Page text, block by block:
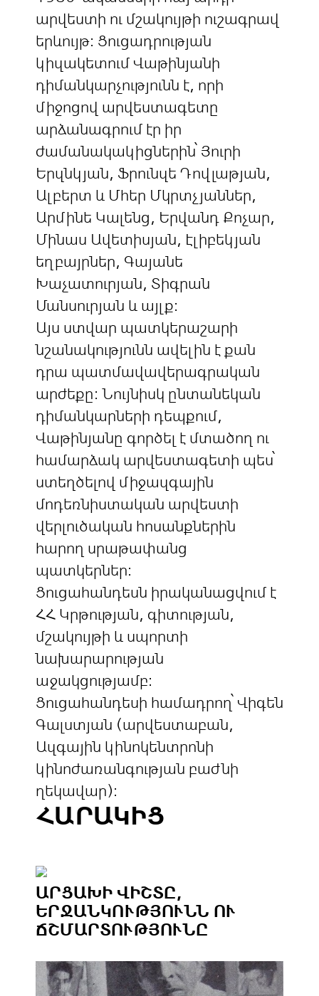
արվեստի ու մշակույթի ուշագրավ
երևույթ։ Ցուցադրության
կիզակետում Վաթինյանի
դիմանկարչությունն է, որի
միջոցով արվեստագետը
արձանագրում էր իր
ժամանակակիցներին՝ Յուրի
Երզնկյան, Ֆրունզե Դովլաթյան,
Ալբերտ և Մհեր Մկրտչյաններ,
Արմինե Կալենց, Երվանդ Քոչար,
Մինաս Ավետիսյան, Էլիբեկյան
եղբայրներ, Գայանե
Խաչատուրյան, Տիգրան
Մանսուրյան և այլք։
Այս ստվար պատկերաշարի
նշանակությունն ավելին է քան
դրա պատմավավերագրական
արժեքը։ Նույնիսկ ընտանեկան
դիմանկարների դեպքում,
Վաթինյանը գործել է մտածող ու
համարձակ արվեստագետի պես՝
ստեղծելով միջազգային
մոդեռնիստական արվեստի
վերլուծական հոսանքներին
հարող սրաթափանց
պատկերներ։
Ցուցահանդեսն իրականացվում է
ՀՀ Կրթության, գիտության,
մշակույթի և սպորտի
նախարարության
աջակցությամբ։
Ցուցահանդեսի համադրող՝ Վիգեն
Գալստյան (արվեստաբան,
Ազգային կինոկենտրոնի
կինոժառանգության բաժնի
ղեկավար)։
ՀԱՐԱԿԻՑ
ԱՐՑԱԽԻ ՎԻՇՏԸ,
ԵՐՋԱՆԿՈՒԹՅՈՒՆՆ ՈՒ
ՃՇՄԱՐՏՈՒԹՅՈՒՆԸ